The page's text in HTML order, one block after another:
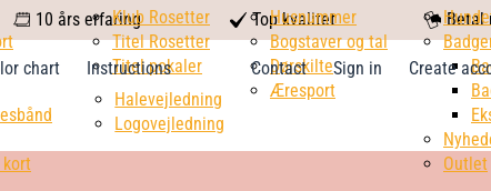
calendar
10 års erfaring
check
mark
Top kvalitet
mobile
pay
Betal
chart
Instructions
Halevejledning
Logovejledning
Contact Sign in
Create
Klub Rosetter
Titel Rosetter
Titel pokaler
Husnummer
Bogstaver og tal
Dørskilte
Æresport
Outlet